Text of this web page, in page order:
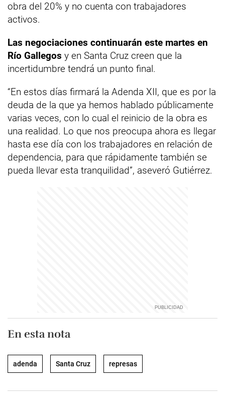
obra del 20% y no cuenta con trabajadores
activos.
Las negociaciones continuarán este martes en
Río Gallegos y en Santa Cruz creen que la
incertidumbre tendrá un punto final.
“En estos días firmará la Adenda XII, que es por la
deuda de la que ya hemos hablado públicamente
varias veces, con lo cual el reinicio de la obra es
una realidad. Lo que nos preocupa ahora es llegar
hasta ese día con los trabajadores en relación de
dependencia, para que rápidamente también se
pueda llevar esta tranquilidad”, aseveró Gutiérrez.
En esta nota
adenda Santa Cruz represas